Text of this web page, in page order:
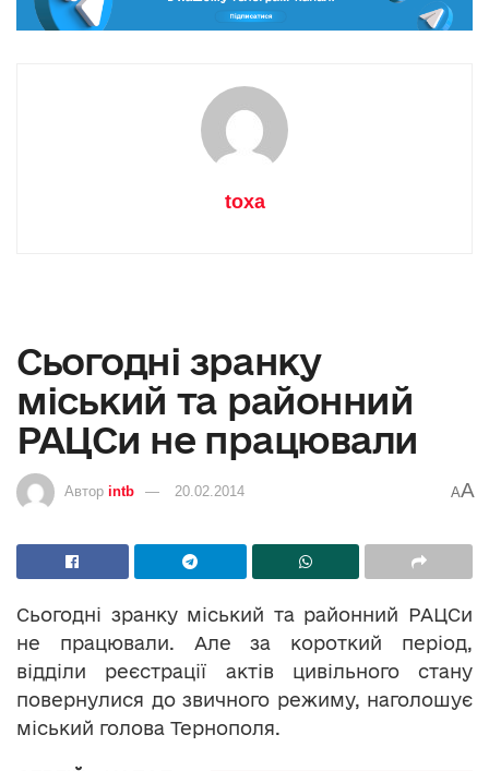
toxa
Сьогодні зранку
міський та районний
РАЦСи не працювали
Автор intb 20.02.2014 AA
Сьогодні зранку міський та районний РАЦСи
не працювали. Але за короткий період,
відділи реєстрації актів цивільного стану
повернулися до звичного режиму, наголошує
міський голова Тернополя.